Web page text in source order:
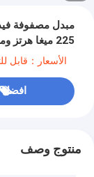
مبدل مصفوفة
225 ميغا هرتز ومراقبة إيثيرنت
الأسعار：قابل
منتوج وصف